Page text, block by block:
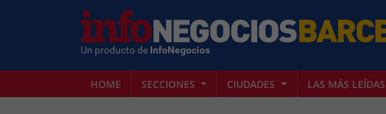
Un producto de InfoNegocios
HOME SECCIONES CIUDADES LAS MÁS LEÍDAS